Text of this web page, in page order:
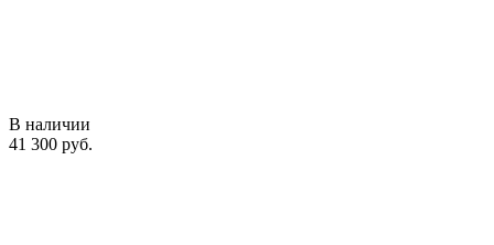
В наличии
41 300 руб.